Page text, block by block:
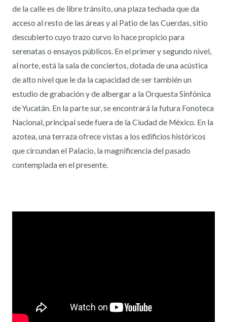
de la calle es de libre tránsito, una plaza techada que da
acceso al resto de las áreas y al Patio de las Cuerdas, sitio
descubierto cuyo trazo curvo lo hace propicio para
serenatas o ensayos públicos. En el primer y segundo nivel,
al norte, está la sala de conciertos, dotada de una acústica
de alto nivel que le da la capacidad de ser también un
estudio de grabación y de albergar a la Orquesta Sinfónica
de Yucatán. En la parte sur, se encontrará la futura Fonoteca
Nacional, principal sede fuera de la Ciudad de México. En la
azotea, una terraza ofrece vistas a los edificios históricos
que circundan el Palacio, la magnificencia del pasado
contemplada en el presente.